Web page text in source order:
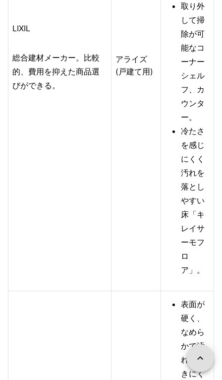
LIXIL
総合建材メーカー。比較
的、費用を抑えた商品選
びができる。
アライズ
(戸建て用)
取り外
して掃
除が可
能なコ
ーナー
シェル
フ、カ
ウンタ
ー。
冷たさ
を感じ
にくく
汚れを
落とし
やすい
床「キ
レイサ
ーモフ
ロ
ア」。
表面が
硬く、
なめら
かで汚
れがつ
きにく